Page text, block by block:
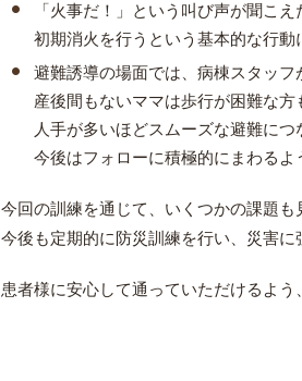
「火事だ！」という叫び声が聞こ
初期消火を行うという基本的な行動
避難誘導の場面では、病棟スタッフ
産後間もないママは歩行が困難な方
人手が多いほどスムーズな避難につ
今後はフォローに積極的にまわるよ
今回の訓練を通じて、いくつかの課題
今後も定期的に防災訓練を行い、災害に
患者様に安心して通っていただけるよ